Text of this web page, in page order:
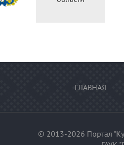
ГЛАВНАЯ
© 2013-2026 Портал